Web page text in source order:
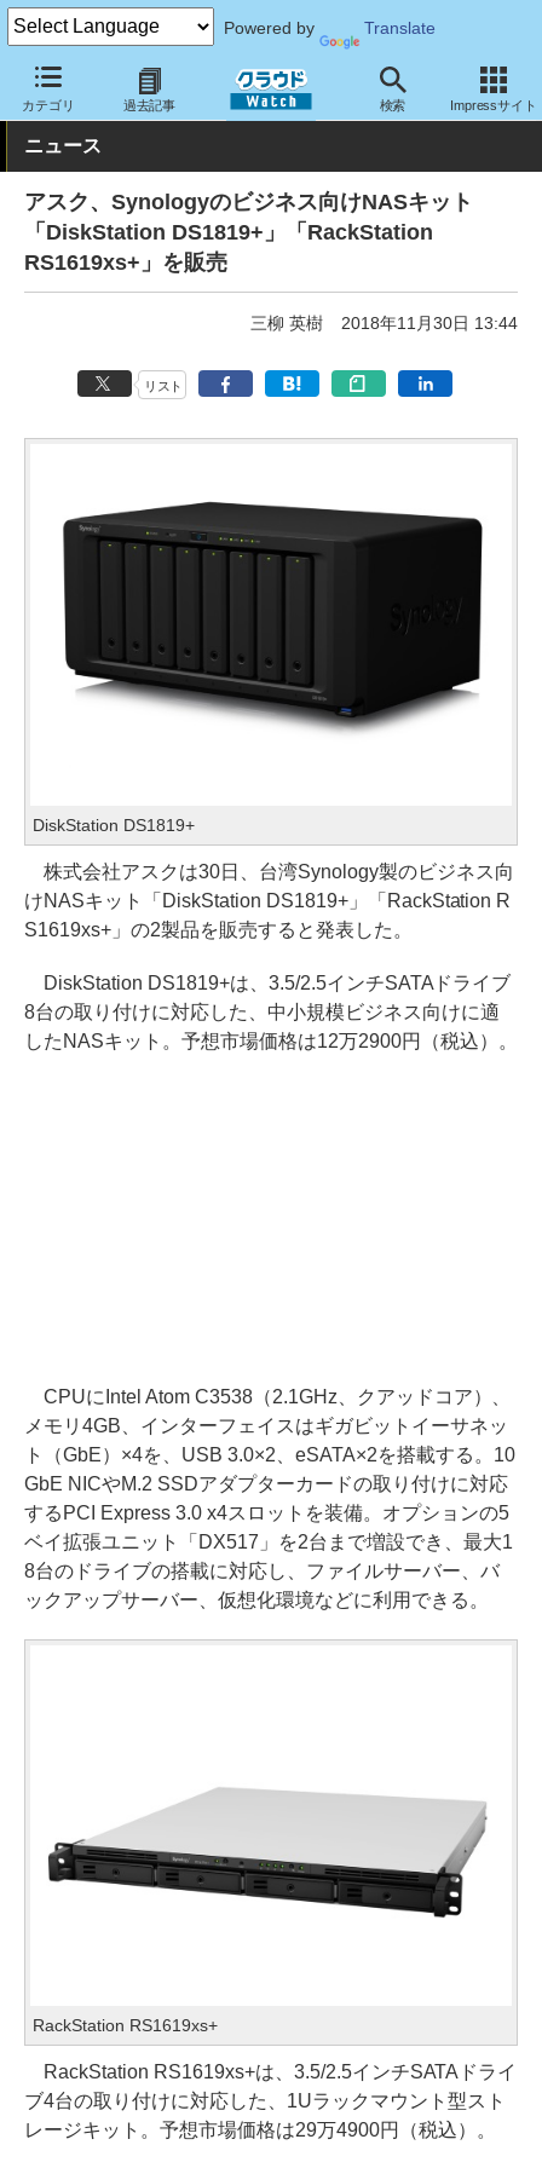
Powered by Translate
カテゴリ 過去記事 検索 Impressサイト
クラウド Watch ハード・インフラ ハードウェア ストレージ
ニュース
アスク、Synologyのビジネス向けNASキット
「DiskStation DS1819+」「RackStation
RS1619xs+」を販売
三柳 英樹 2018年11月30日 13:44
リスト
DiskStation DS1819+
株式会社アスクは30日、台湾Synology製のビジネス向
けNASキット「DiskStation DS1819+」「RackStation R
S1619xs+」の2製品を販売すると発表した。
DiskStation DS1819+は、3.5/2.5インチSATAドライブ
8台の取り付けに対応した、中小規模ビジネス向けに適
したNASキット。予想市場価格は12万2900円（税込）。
CPUにIntel Atom C3538（2.1GHz、クアッドコア）、
メモリ4GB、インターフェイスはギガビットイーサネッ
ト（GbE）×4を、USB 3.0×2、eSATA×2を搭載する。10
GbE NICやM.2 SSDアダプターカードの取り付けに対応
するPCI Express 3.0 x4スロットを装備。オプションの5
ベイ拡張ユニット「DX517」を2台まで増設でき、最大1
8台のドライブの搭載に対応し、ファイルサーバー、バ
ックアップサーバー、仮想化環境などに利用できる。
RackStation RS1619xs+
RackStation RS1619xs+は、3.5/2.5インチSATAドライ
ブ4台の取り付けに対応した、1Uラックマウント型スト
レージキット。予想市場価格は29万4900円（税込）。